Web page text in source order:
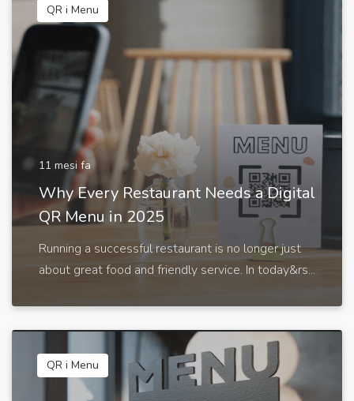
QR i Menu
11 mesi fa
Why Every Restaurant Needs a Digital
QR Menu in 2025
Running a successful restaurant is no longer just
about great food and friendly service. In today&rs...
QR i Menu